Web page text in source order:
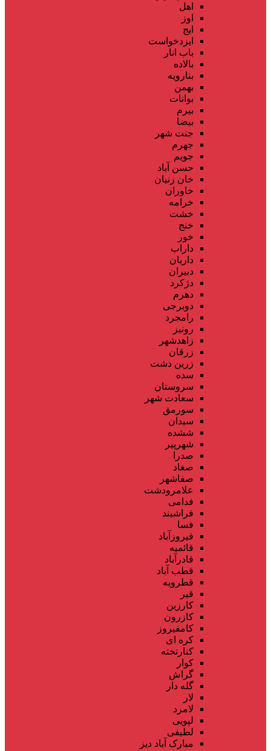
اهل
اوز
ایج
ایزدخواست
باب انار
بالاده
بنارویه
بهمن
بوانات
بیرم
بیضا
جنت شهر
جهرم
جویم
حسن آباد
خان زنیان
خاوران
خرامه
خشت
خنج
خور
داراب
داریان
دبیران
دژکرد
دهرم
دوبرجی
رامجرد
رونیز
زاهدشهر
زرقان
زرین دشت
سده
سروستان
سعادت شهر
سورمق
سیدان
ششده
شهرپیر
صدرا
صغاد
صفاشهر
علامرودشت
فدامی
فراشبند
فسا
فیروزآباد
قائمیه
قادرآباد
قطب آباد
قطرویه
قیر
کارزین
کازرون
کامفیروز
کره ای
کنارتخته
کوار
گراش
گله دار
لار
لامرد
لپویی
لطیفی
مبارک آباد دیز